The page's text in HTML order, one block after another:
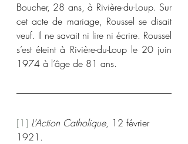
Boucher, 28 ans, à Rivière-du-Loup. Sur
cet acte de mariage, Roussel se disait
veuf. Il ne savait ni lire ni écrire. Roussel
s’est éteint à Rivière-du-Loup le 20 juin
1974 à l’âge de 81 ans.
[1] L’Action Catholique, 12 février
1921.